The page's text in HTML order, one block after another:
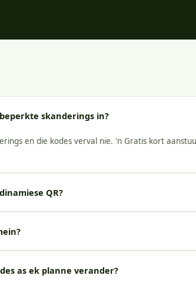
skanderings in?
en die kodes verval nie. 'n Gratis kort
QR?
as ek planne verander?